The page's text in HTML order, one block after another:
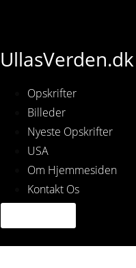
UllasVerden.dk
Opskrifter
Billeder
Nyeste Opskrifter
USA
Om Hjemmesiden
Kontakt Os